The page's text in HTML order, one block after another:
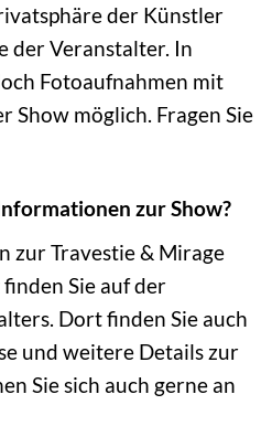
der Künstler
der Veranstalter. In
Fotoaufnahmen mit
Show möglich. Fragen Sie
zur Show?
zur Travestie & Mirage
Sie auf der
Dort finden Sie auch
und weitere Details zur
Sie sich auch gerne an